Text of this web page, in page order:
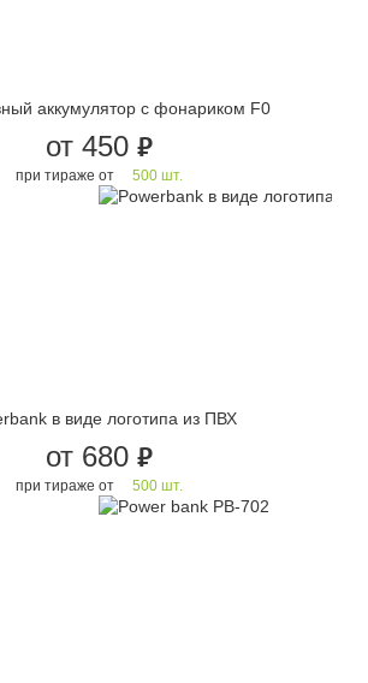
аккумулятор c фонариком F0
от 450 руб.
при тираже от 500 шт.
в виде логотипа из ПВХ
от 680 руб.
при тираже от 500 шт.